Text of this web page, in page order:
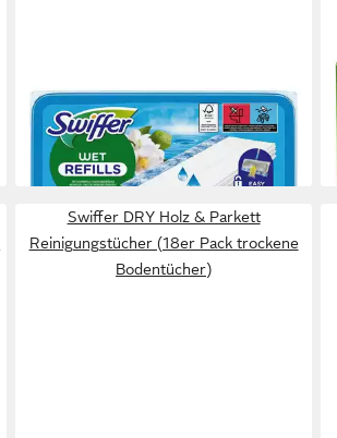
Reinigungstücher (24er-Pack
feuchte Bodentücher)
11,09 €
lieferbar - in 2-3 Werktagen bei dir
Swiffer DRY Holz & Parkett
Reinigungstücher (18er Pack trockene
Bodentücher)